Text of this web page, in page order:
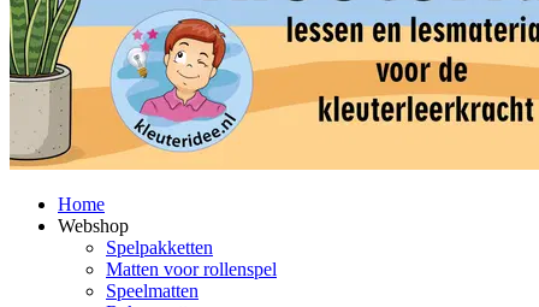
Home
Webshop
Spelpakketten
Matten voor rollenspel
Speelmatten